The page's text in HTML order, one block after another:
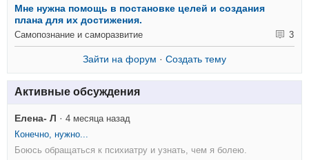
Мне нужна помощь в постановке целей и создания
плана для их достижения.
Самопознание и саморазвитие 3
Зайти на форум · Создать тему
Активные обсуждения
Елена- Л ·4 месяца назад
Конечно, нужно...
Боюсь обращаться к психиатру и узнать, чем я болею.